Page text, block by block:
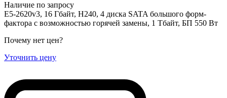
Наличие по запросу
E5-2620v3, 16 Гбайт, H240, 4 диска SATA большого форм-
фактора с возможностью горячей замены, 1 Тбайт, БП 550 Вт
Почему нет цен?
Уточнить цену